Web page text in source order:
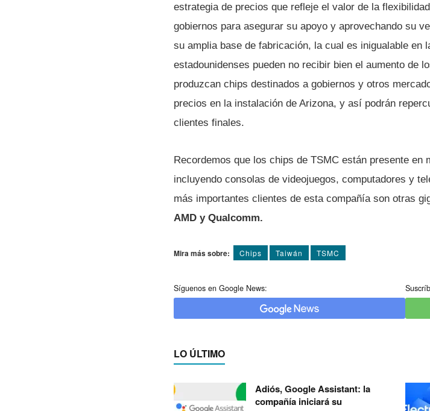
estrategia de precios que refleje el valor de la
gobiernos para asegurar su apoyo y aprovechando su
su amplia base de fabricación, la cual es inigualable en
estadounidenses pueden no recibir bien el aumento de
produzcan chips destinados a gobiernos y otros
precios en la instalación de Arizona, y así podrán
clientes finales.
Recordemos que los chips de TSMC están presente
incluyendo consolas de videojuegos, computadores y
más importantes clientes de esta compañía son otras
AMD y Qualcomm.
Mira más sobre: Chips Taiwán TSMC
Síguenos en Google News:
LO ÚLTIMO
Adiós, Google Assistant: la
compañía iniciará su